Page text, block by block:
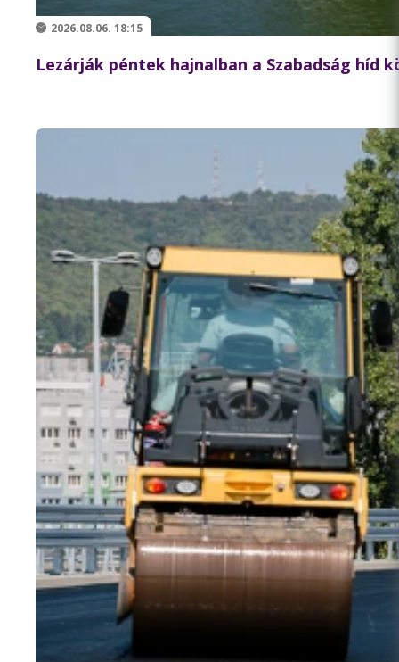
2026.08.06. 18:15
Lezárják péntek hajnalban a Szabadság híd